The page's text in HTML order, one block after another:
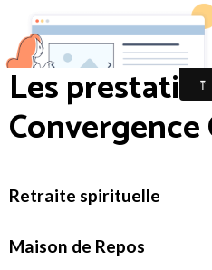
Convergencechristique
Les
Retraite spirituelle
Maison de Repos